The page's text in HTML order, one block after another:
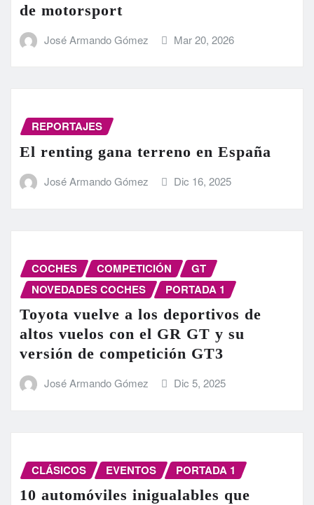
de motorsport
José Armando Gómez Mar 20, 2026
REPORTAJES
El renting gana terreno en España
José Armando Gómez Dic 16, 2025
COCHES COMPETICIÓN
GT
NOVEDADES COCHES
PORTADA 1
Toyota vuelve a los deportivos de
altos vuelos con el GR GT y su
versión de competición GT3
José Armando Gómez Dic 5, 2025
CLÁSICOS EVENTOS PORTADA 1
10 automóviles inigualables que